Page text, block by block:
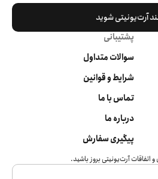
آرت‌یونیتی شوید
پشتیبانی
سوالات متداول
شرایط و قوانین
تماس با ما
درباره ما
پیگیری سفارش
آرت‌یونیتی بروز باشید.